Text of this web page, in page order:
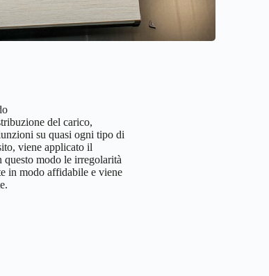
del carico,
su quasi ogni tipo di
viene applicato il
questo modo le irregolarità
in modo affidabile e viene